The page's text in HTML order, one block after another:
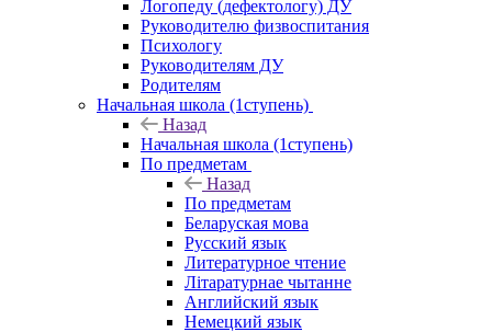
Логопеду (дефектологу) ДУ
Руководителю физвоспитания
Психологу
Руководителям ДУ
Родителям
Начальная школа (1ступень)
Назад
Начальная школа (1ступень)
По предметам
Назад
По предметам
Беларуская мова
Русский язык
Литературное чтение
Літаратурнае чытанне
Английский язык
Немецкий язык